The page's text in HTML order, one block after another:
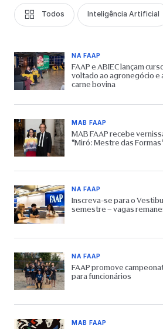
Todos Inteligência Artificial
NA FAAP
FAAP e ABIEC lançam
voltado ao agronegócio e
carne bovina
MAB FAAP
MAB FAAP recebe
“Miró: Mestre das
NA FAAP
Inscreva-se para o
semestre – vagas
NA FAAP
FAAP promove
para funcionários
MAB FAAP